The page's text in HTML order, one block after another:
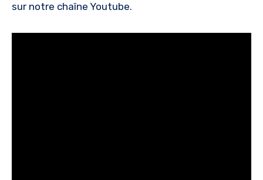
sur notre chaîne Youtube.